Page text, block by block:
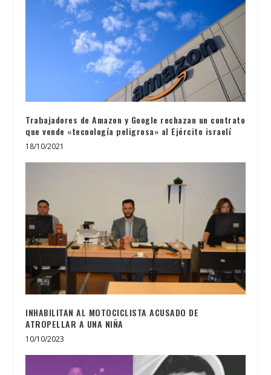
Trabajadores de Amazon y Google rechazan un contrato
que vende «tecnología peligrosa» al Ejército israelí
18/10/2021
INHABILITAN AL MOTOCICLISTA ACUSADO DE
ATROPELLAR A UNA NIÑA
10/10/2023